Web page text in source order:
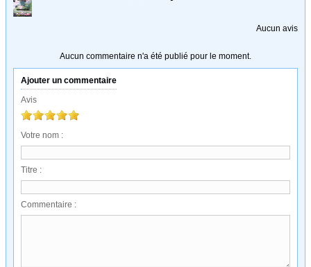
Aucun avis
Aucun commentaire n'a été publié pour le moment.
Ajouter un commentaire
Avis
Votre nom :
Titre :
Commentaire :